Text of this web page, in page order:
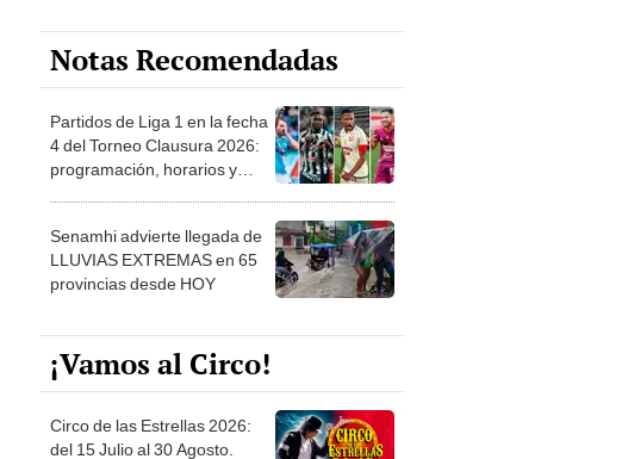
Notas Recomendadas
Partidos de Liga 1 en la fecha
4 del Torneo Clausura 2026:
programación, horarios y
Senamhi advierte llegada de
LLUVIAS EXTREMAS en 65
provincias desde HOY
¡Vamos al Circo!
Circo de las Estrellas 2026:
del 15 Julio al 30 Agosto.